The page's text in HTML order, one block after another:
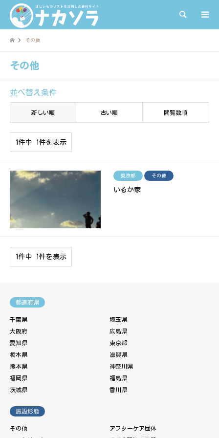
検索
その他
その他
並べ替え条件
新しい順 古い順 閲覧数順
1件中 1件を表示
東京都 その他
いるか家
1件中 1件を表示
都道府県
千葉県
埼玉県
大阪府
広島県
愛知県
東京都
栃木県
滋賀県
熊本県
神奈川県
福岡県
福島県
茨城県
香川県
施設形態
その他
アフターケア団体